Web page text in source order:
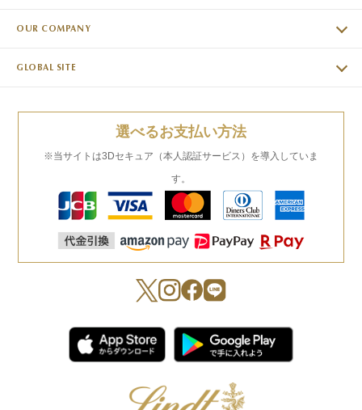
OUR COMPANY
GLOBAL SITE
選べるお支払い方法
※当サイトは3Dセキュア（本人認証サービス）を導入していま
す。